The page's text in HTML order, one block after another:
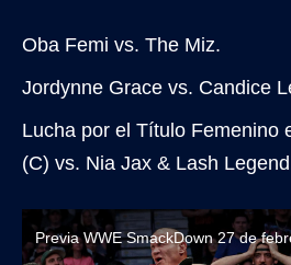
Oba Femi vs. The Miz.
Jordynne Grace vs. Candice
Lucha por el Título Femenino
(C) vs. Nia Jax & Lash
Previa WWE SmackDown 27 de